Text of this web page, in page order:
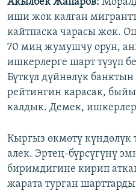
Акылбек Жапаров:
иши жок калган
кайтпаска чарасы жок.
70 миң жумушчу орун,
ишкерлерге шарт түзүп
Бүткүл дүйнөлүк
рейтингин карасак,
калдык. Демек,
Кыргыз өкмөтү күндөлүк
алек. Эртең-бүрсүгүнү
биримдигине кирип
жарата турган